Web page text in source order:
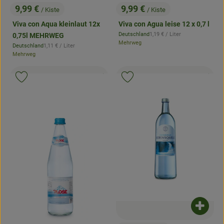
, Preis:
9,99 € / Kiste
Viva con Aqua kleinlaut 12x
0,75l MEHRWEG
, Herkunft:
Deutschland, Referenzpreis:
1,11 € / Liter
Mehrweg
, Preis:
9,99 € / Kiste
Viva con Agua leise 12 x 0,7 l
, Herkunft:
Deutschland, Referenzpreis:
1,19 € / Liter
Mehrweg
, Verband:
. ,
.